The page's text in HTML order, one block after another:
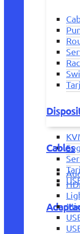
Cables